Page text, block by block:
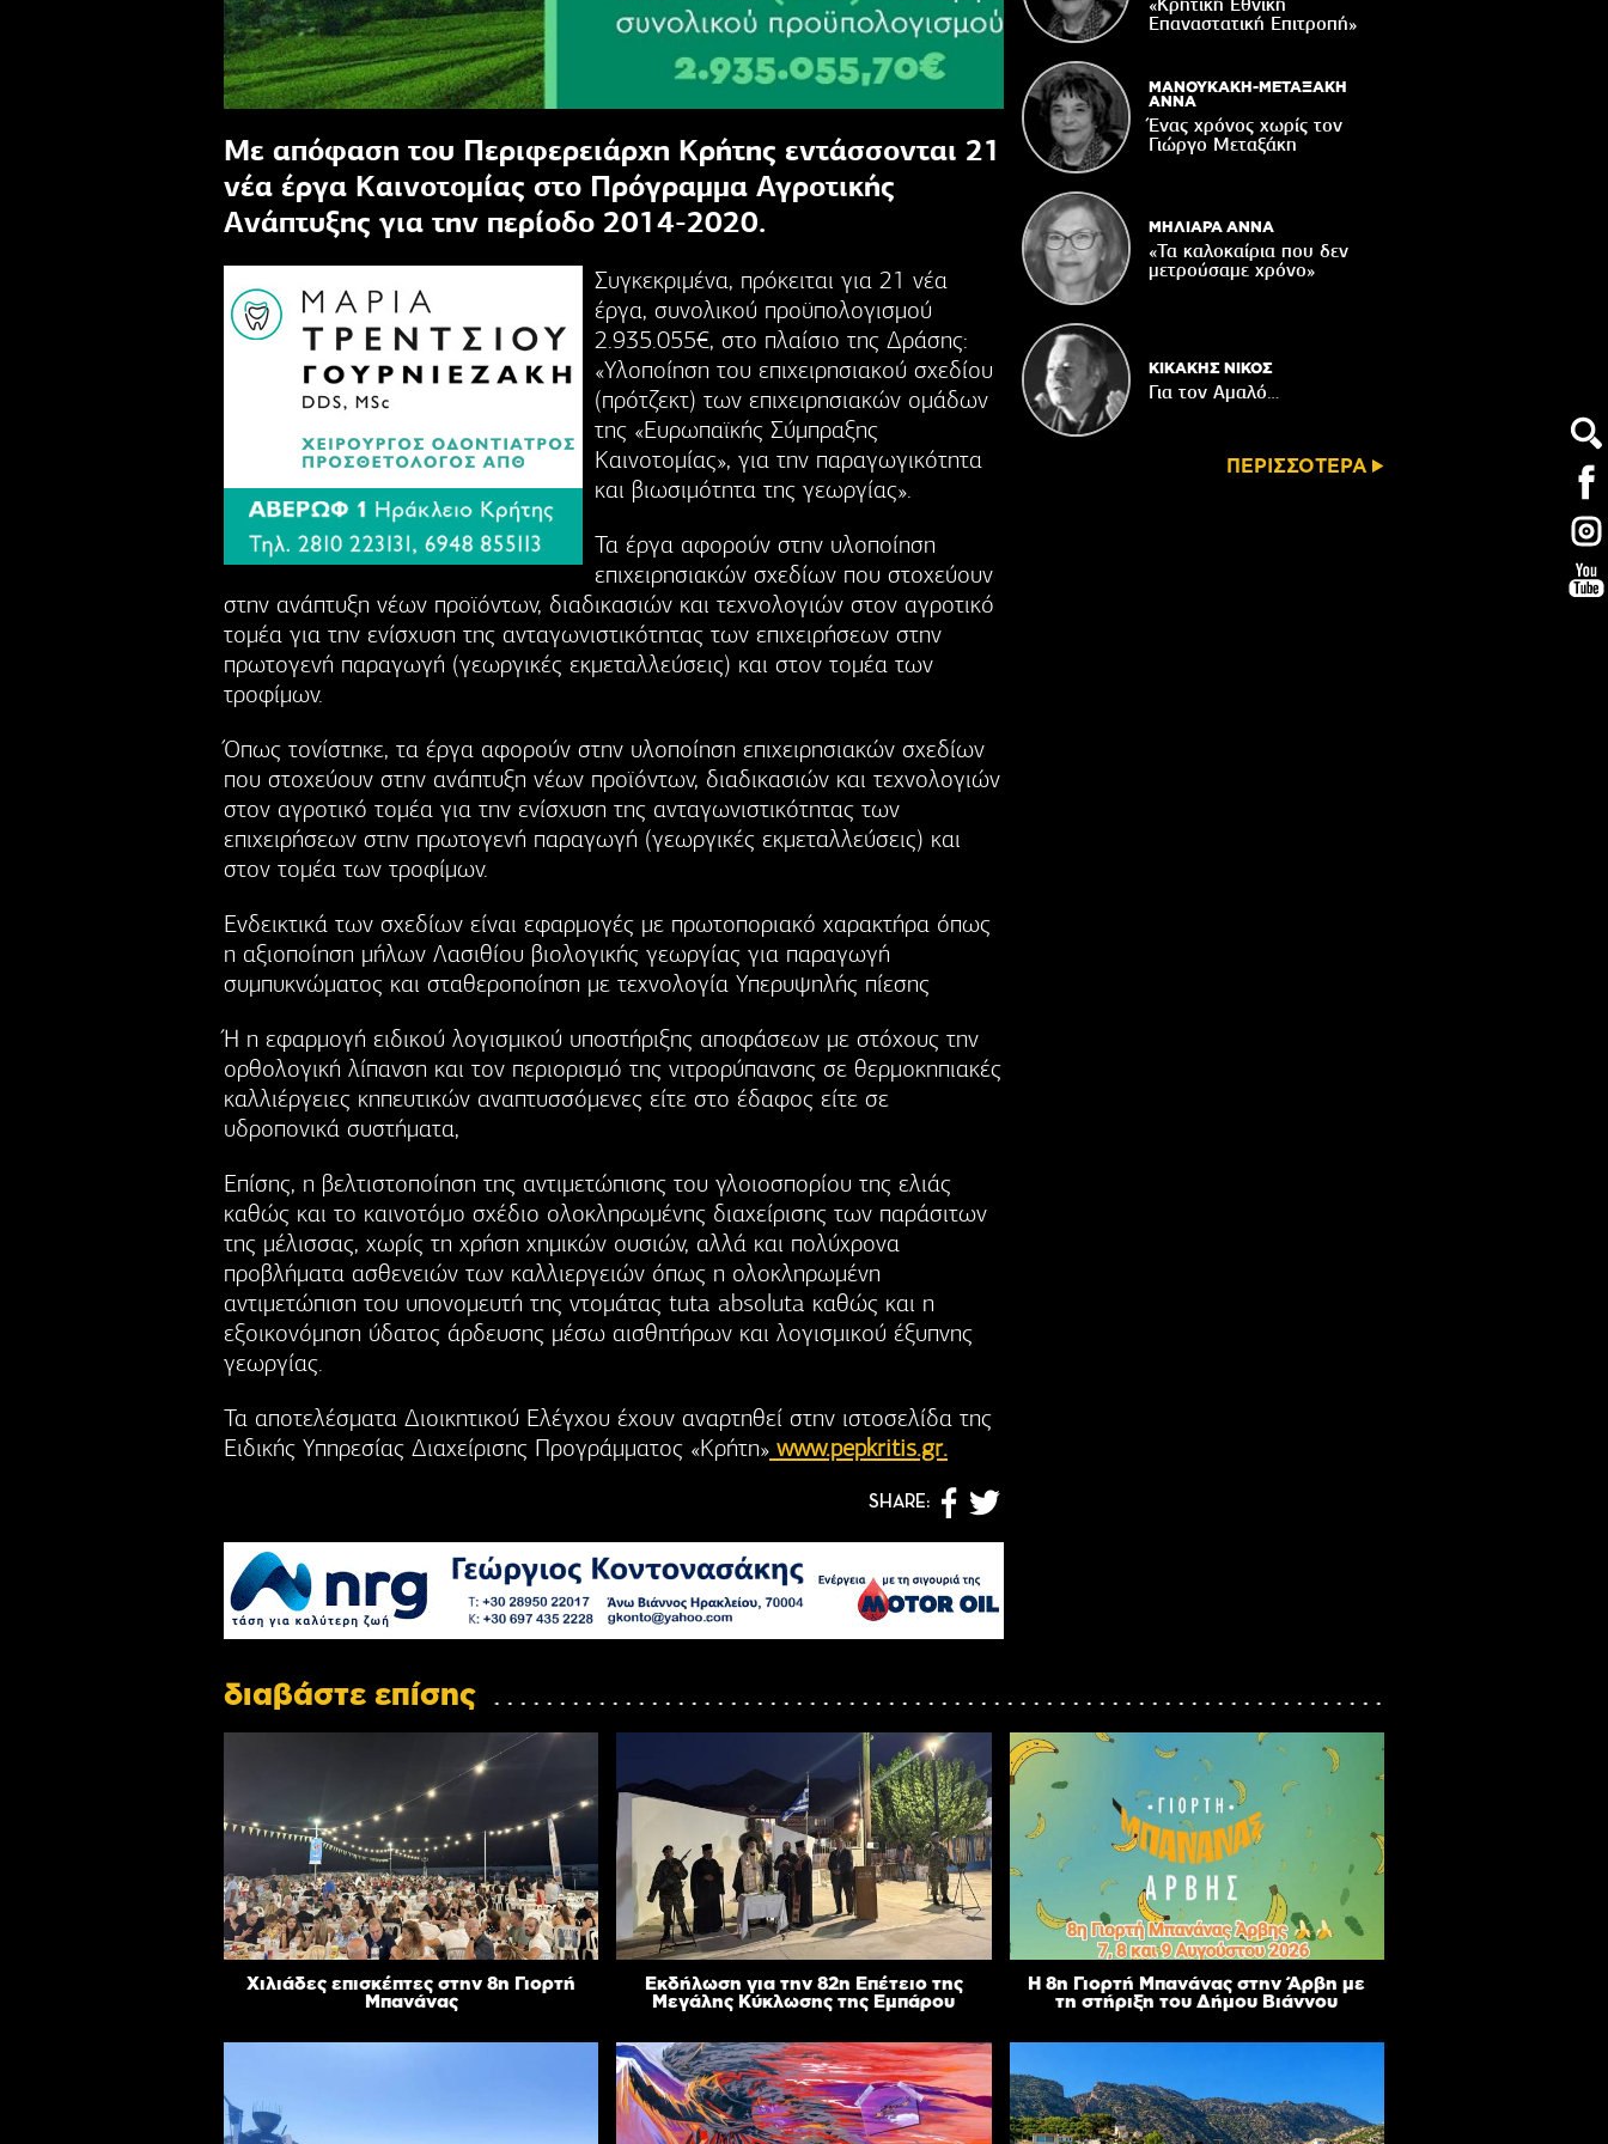
Με απόφαση του Περιφερειάρχη Κρήτης εντάσσονται 21
νέα έργα Καινοτομίας στο Πρόγραμμα Αγροτικής
Ανάπτυξης για την περίοδο 2014-2020.
Συγκεκριμένα, πρόκειται για 21 νέα
έργα, συνολικού προϋπολογισμού
2.935.055€, στο πλαίσιο της Δράσης:
«Υλοποίηση του επιχειρησιακού σχεδίου
(πρότζεκτ) των επιχειρησιακών ομάδων
της «Ευρωπαϊκής Σύμπραξης
Καινοτομίας», για την παραγωγικότητα
και βιωσιμότητα της γεωργίας».
Τα έργα αφορούν στην υλοποίηση
επιχειρησιακών σχεδίων που στοχεύουν
στην ανάπτυξη νέων προϊόντων, διαδικασιών και τεχνολογιών στον αγροτικό
τομέα για την ενίσχυση της ανταγωνιστικότητας των επιχειρήσεων στην
πρωτογενή παραγωγή (γεωργικές εκμεταλλεύσεις) και στον τομέα των
τροφίμων.
Όπως τονίστηκε, τα έργα αφορούν στην υλοποίηση επιχειρησιακών σχεδίων
που στοχεύουν στην ανάπτυξη νέων προϊόντων, διαδικασιών και τεχνολογιών
στον αγροτικό τομέα για την ενίσχυση της ανταγωνιστικότητας των
επιχειρήσεων στην πρωτογενή παραγωγή (γεωργικές εκμεταλλεύσεις) και
στον τομέα των τροφίμων.
Ενδεικτικά των σχεδίων είναι εφαρμογές με πρωτοποριακό χαρακτήρα όπως
η αξιοποίηση μήλων Λασιθίου βιολογικής γεωργίας για παραγωγή
συμπυκνώματος και σταθεροποίηση με τεχνολογία Υπερυψηλής πίεσης
Ή η εφαρμογή ειδικού λογισμικού υποστήριξης αποφάσεων με στόχους την
ορθολογική λίπανση και τον περιορισμό της νιτρορύπανσης σε θερμοκηπιακές
καλλιέργειες κηπευτικών αναπτυσσόμενες είτε στο έδαφος είτε σε
υδροπονικά συστήματα,
Επίσης, η βελτιστοποίηση της αντιμετώπισης του γλοιοσπορίου της ελιάς
καθώς και το καινοτόμο σχέδιο ολοκληρωμένης διαχείρισης των παράσιτων
της μέλισσας, χωρίς τη χρήση χημικών ουσιών, αλλά και πολύχρονα
προβλήματα ασθενειών των καλλιεργειών όπως η ολοκληρωμένη
αντιμετώπιση του υπονομευτή της ντομάτας tuta absoluta καθώς και η
εξοικονόμηση ύδατος άρδευσης μέσω αισθητήρων και λογισμικού έξυπνης
γεωργίας.
Τα αποτελέσματα Διοικητικού Ελέγχου έχουν αναρτηθεί στην ιστοσελίδα της
Ειδικής Υπηρεσίας Διαχείρισης Προγράμματος «Κρήτη» www.pepkritis.gr.
SHARE:
06/08/2026
Ωράριο λειτουργίας του Γραφείου
Δακοκτονίας
06/08/2026
Η 8η Γιορτή Μπανάνας στην Άρβη με τη
στήριξη του Δήμου Βιάννου
Επαναστατική Eπιτροπή»
ΜΑΝΟΥΚΑΚΗ-ΜΕΤΑΞΑΚΗ
ΑΝΝΑ
Ένας χρόνος χωρίς τον
Γιώργο Μεταξάκη
ΜΗΛΙΑΡΑ ΑΝΝΑ
«Τα καλοκαίρια που δεν
μετρούσαμε χρόνο»
ΚΙΚΑΚΗΣ ΝΙΚΟΣ
Για τον Αμαλό…
ΠΕΡΙΣΣΟΤΕΡΑ
διαβάστε επίσης
Χιλιάδες επισκέπτες στην 8η Γιορτή
Μπανάνας
Εκδήλωση για την 82η Επέτειο της
Μεγάλης Κύκλωσης της Εμπάρου
Η 8η Γιορτή Μπανάνας στην Άρβη με
τη στήριξη του Δήμου Βιάννου